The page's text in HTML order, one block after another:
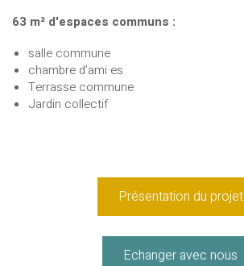
63 m² d'espaces communs :
salle commune
chambre d’ami·es
Terrasse commune
Jardin collectif
Présentation du projet
Echanger avec nous